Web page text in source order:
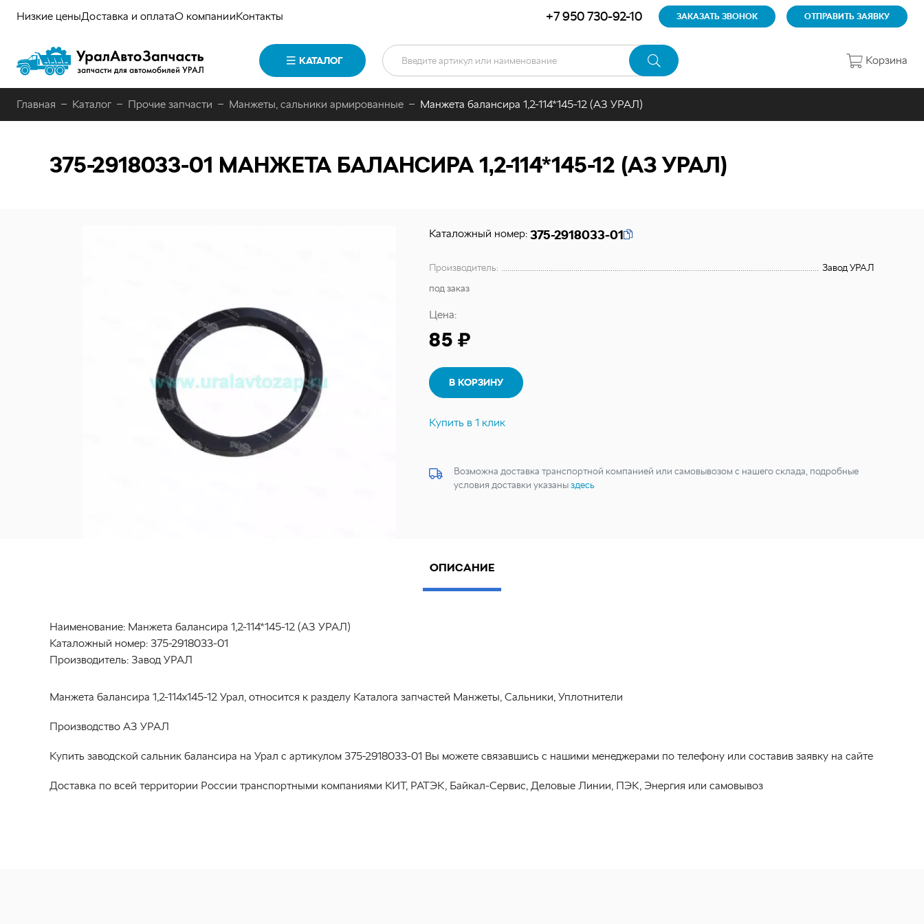
Низкие ценыДоставка и оплатаО компанииКонтакты +7 950 730-92-10 ЗАКАЗАТЬ ЗВОНОК ОТПРАВИТЬ ЗАЯВКУ
КАТАЛОГ Корзина
Главная Каталог Прочие запчасти Манжеты, сальники армированные Манжета балансира 1,2-114*145-12 (АЗ УРАЛ)
375-2918033-01 МАНЖЕТА БАЛАНСИРА 1,2-114*145-12 (АЗ УРАЛ)
Каталожный номер: 375-2918033-01
Производитель:
Завод УРАЛ
под заказ
Цена:
85 ₽
В КОРЗИНУ
Купить в 1 клик
Возможна доставка транспортной компанией или самовывозом с нашего склада, подробные
условия доставки указаныздесь
ОПИСАНИЕ
Наименование: Манжета балансира 1,2-114*145-12 (АЗ УРАЛ)
Каталожный номер: 375-2918033-01
Производитель: Завод УРАЛ
Манжета балансира 1,2-114х145-12 Урал, относится к разделу Каталога запчастей Манжеты, Сальники, Уплотнители
Производство АЗ УРАЛ
Купить заводской сальник балансира на Урал с артикулом 375-2918033-01 Вы можете связавшись с нашими менеджерами по телефону или составив заявку на сайте
Доставка по всей территории России транспортными компаниями КИТ, РАТЭК, Байкал-Сервис, Деловые Линии, ПЭК, Энергия или самовывоз